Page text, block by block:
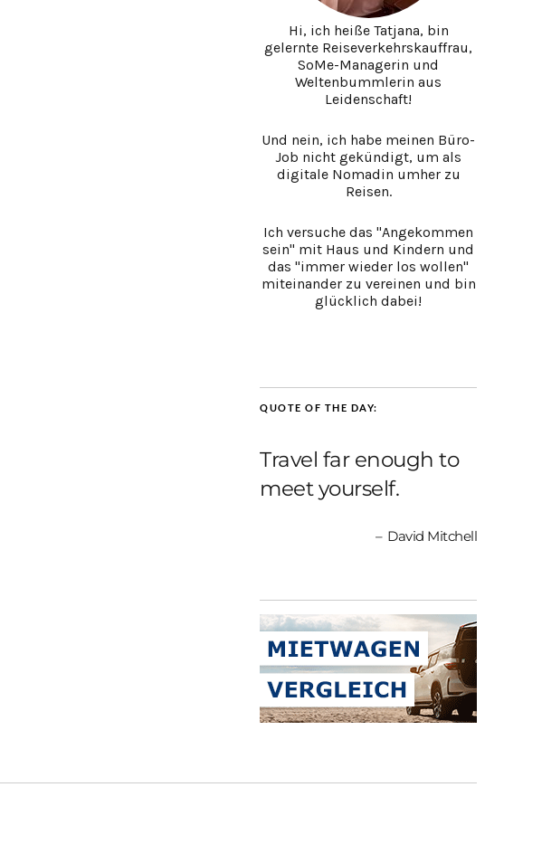
Hi, ich heiße Tatjana, bin
gelernte Reiseverkehrskauffrau,
SoMe-Managerin und
Weltenbummlerin aus
Leidenschaft!
Und nein, ich habe meinen Büro-
Job nicht gekündigt, um als
digitale Nomadin umher zu
Reisen.
Ich versuche das "Angekommen
sein" mit Haus und Kindern und
das "immer wieder los wollen"
miteinander zu vereinen und bin
glücklich dabei!
QUOTE OF THE DAY:
Travel far enough to
meet yourself.
David Mitchell